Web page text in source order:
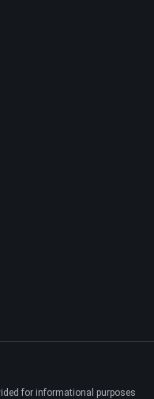
for informational purposes